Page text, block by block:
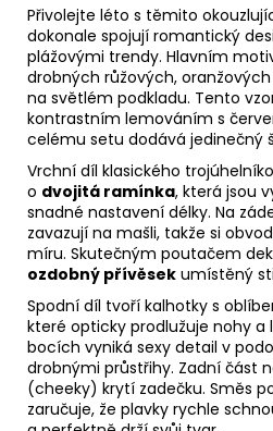
Přivolejte léto s těmito
dokonale spojují romantický
plážovými trendy. Hlavním
drobných růžových,
na světlém podkladu. Tento
kontrastním lemováním s
celému setu dodává jedinečný
Vrchní díl klasického
o dvojitá ramínka, která jsou
snadné nastavení délky. Na
zavazují na mašli, takže si
míru. Skutečným poutačem
ozdobný přívěsek umístěný
Spodní díl tvoří kalhotky s
které opticky prodlužuje nohy a
bocích vyniká sexy detail v
drobnými průstřihy. Zadní část
(cheeky) krytí zadečku. Směs
zaručuje, že plavky rychle